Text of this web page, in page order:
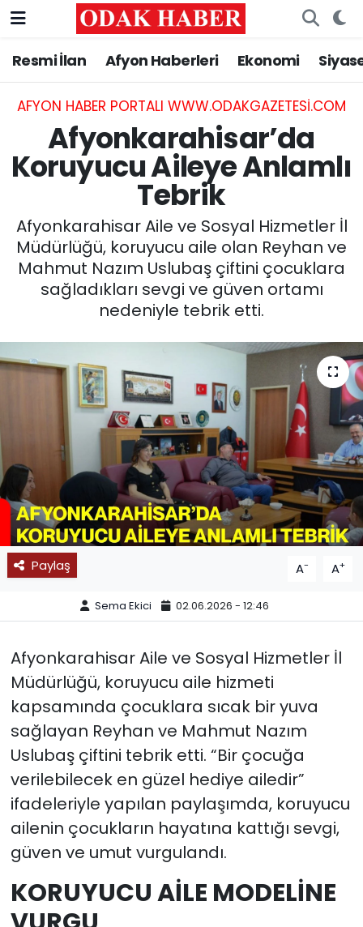
Resmi İlan Afyon Haberleri Ekonomi
AFYON HABER PORTALI WWW.ODAKGAZETESI.COM
Afyonkarahisar’da
Koruyucu Aileye Anlamlı
Tebrik
Afyonkarahisar Aile ve Sosyal Hizmetler İl
Müdürlüğü, koruyucu aile olan Reyhan ve
Mahmut Nazım Uslubaş çiftini çocuklara
sağladıkları sevgi ve güven ortamı
nedeniyle tebrik etti.
Paylaş A- A+
Sema Ekici 02.06.2026 - 12:46
Afyonkarahisar Aile ve Sosyal Hizmetler İl
Müdürlüğü, koruyucu aile hizmeti
kapsamında çocuklara sıcak bir yuva
sağlayan Reyhan ve Mahmut Nazım
Uslubaş çiftini tebrik etti. “Bir çocuğa
verilebilecek en güzel hediye ailedir”
ifadeleriyle yapılan paylaşımda, koruyucu
ailenin çocukların hayatına kattığı sevgi,
güven ve umut vurgulandı.
KORUYUCU AİLE MODELİNE
AFYONKARAHİSAR HABERLERİ
Resmi İlan
ASAYİŞ
GÜNCEL
SİYASET
EĞİTİM
MAGAZİN
SPOR
11:11 MANŞET
Nöbetçi Eczaneler
Hava Durumu
Trafik Durumu
Süper Lig Puan Durumu ve Fikstür
Tüm Manşetler
Son Dakika Haberleri
Haber Arşivi